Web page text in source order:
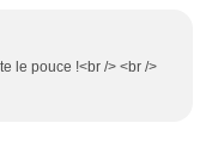
le pouce !<br /> <br />